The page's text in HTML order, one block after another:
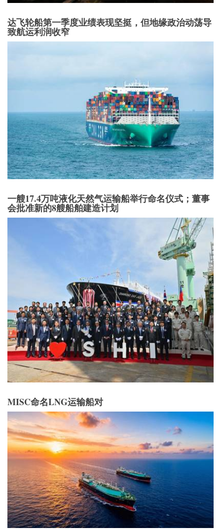
达飞轮船第一季度业绩表现坚挺，但地缘政治动荡导
致航运利润收窄
一艘17.4万吨液化天然气运输船举行命名仪式；董事
会批准新的8艘船舶建造计划
MISC命名LNG运输船对